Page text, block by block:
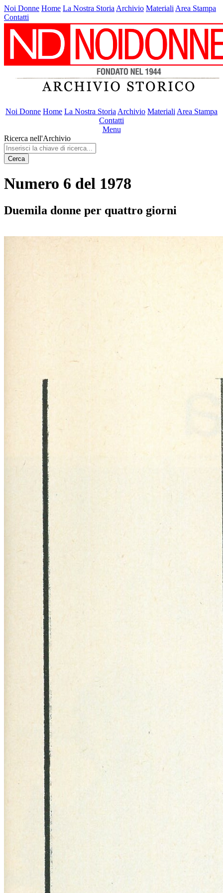
Noi Donne Home La Nostra Storia Archivio Materiali Area Stampa
Contatti
Noi Donne Home La Nostra Storia Archivio Materiali Area Stampa
Contatti
Menu
Ricerca nell'Archivio
Cerca
Numero 6 del 1978
Duemila donne per quattro giorni